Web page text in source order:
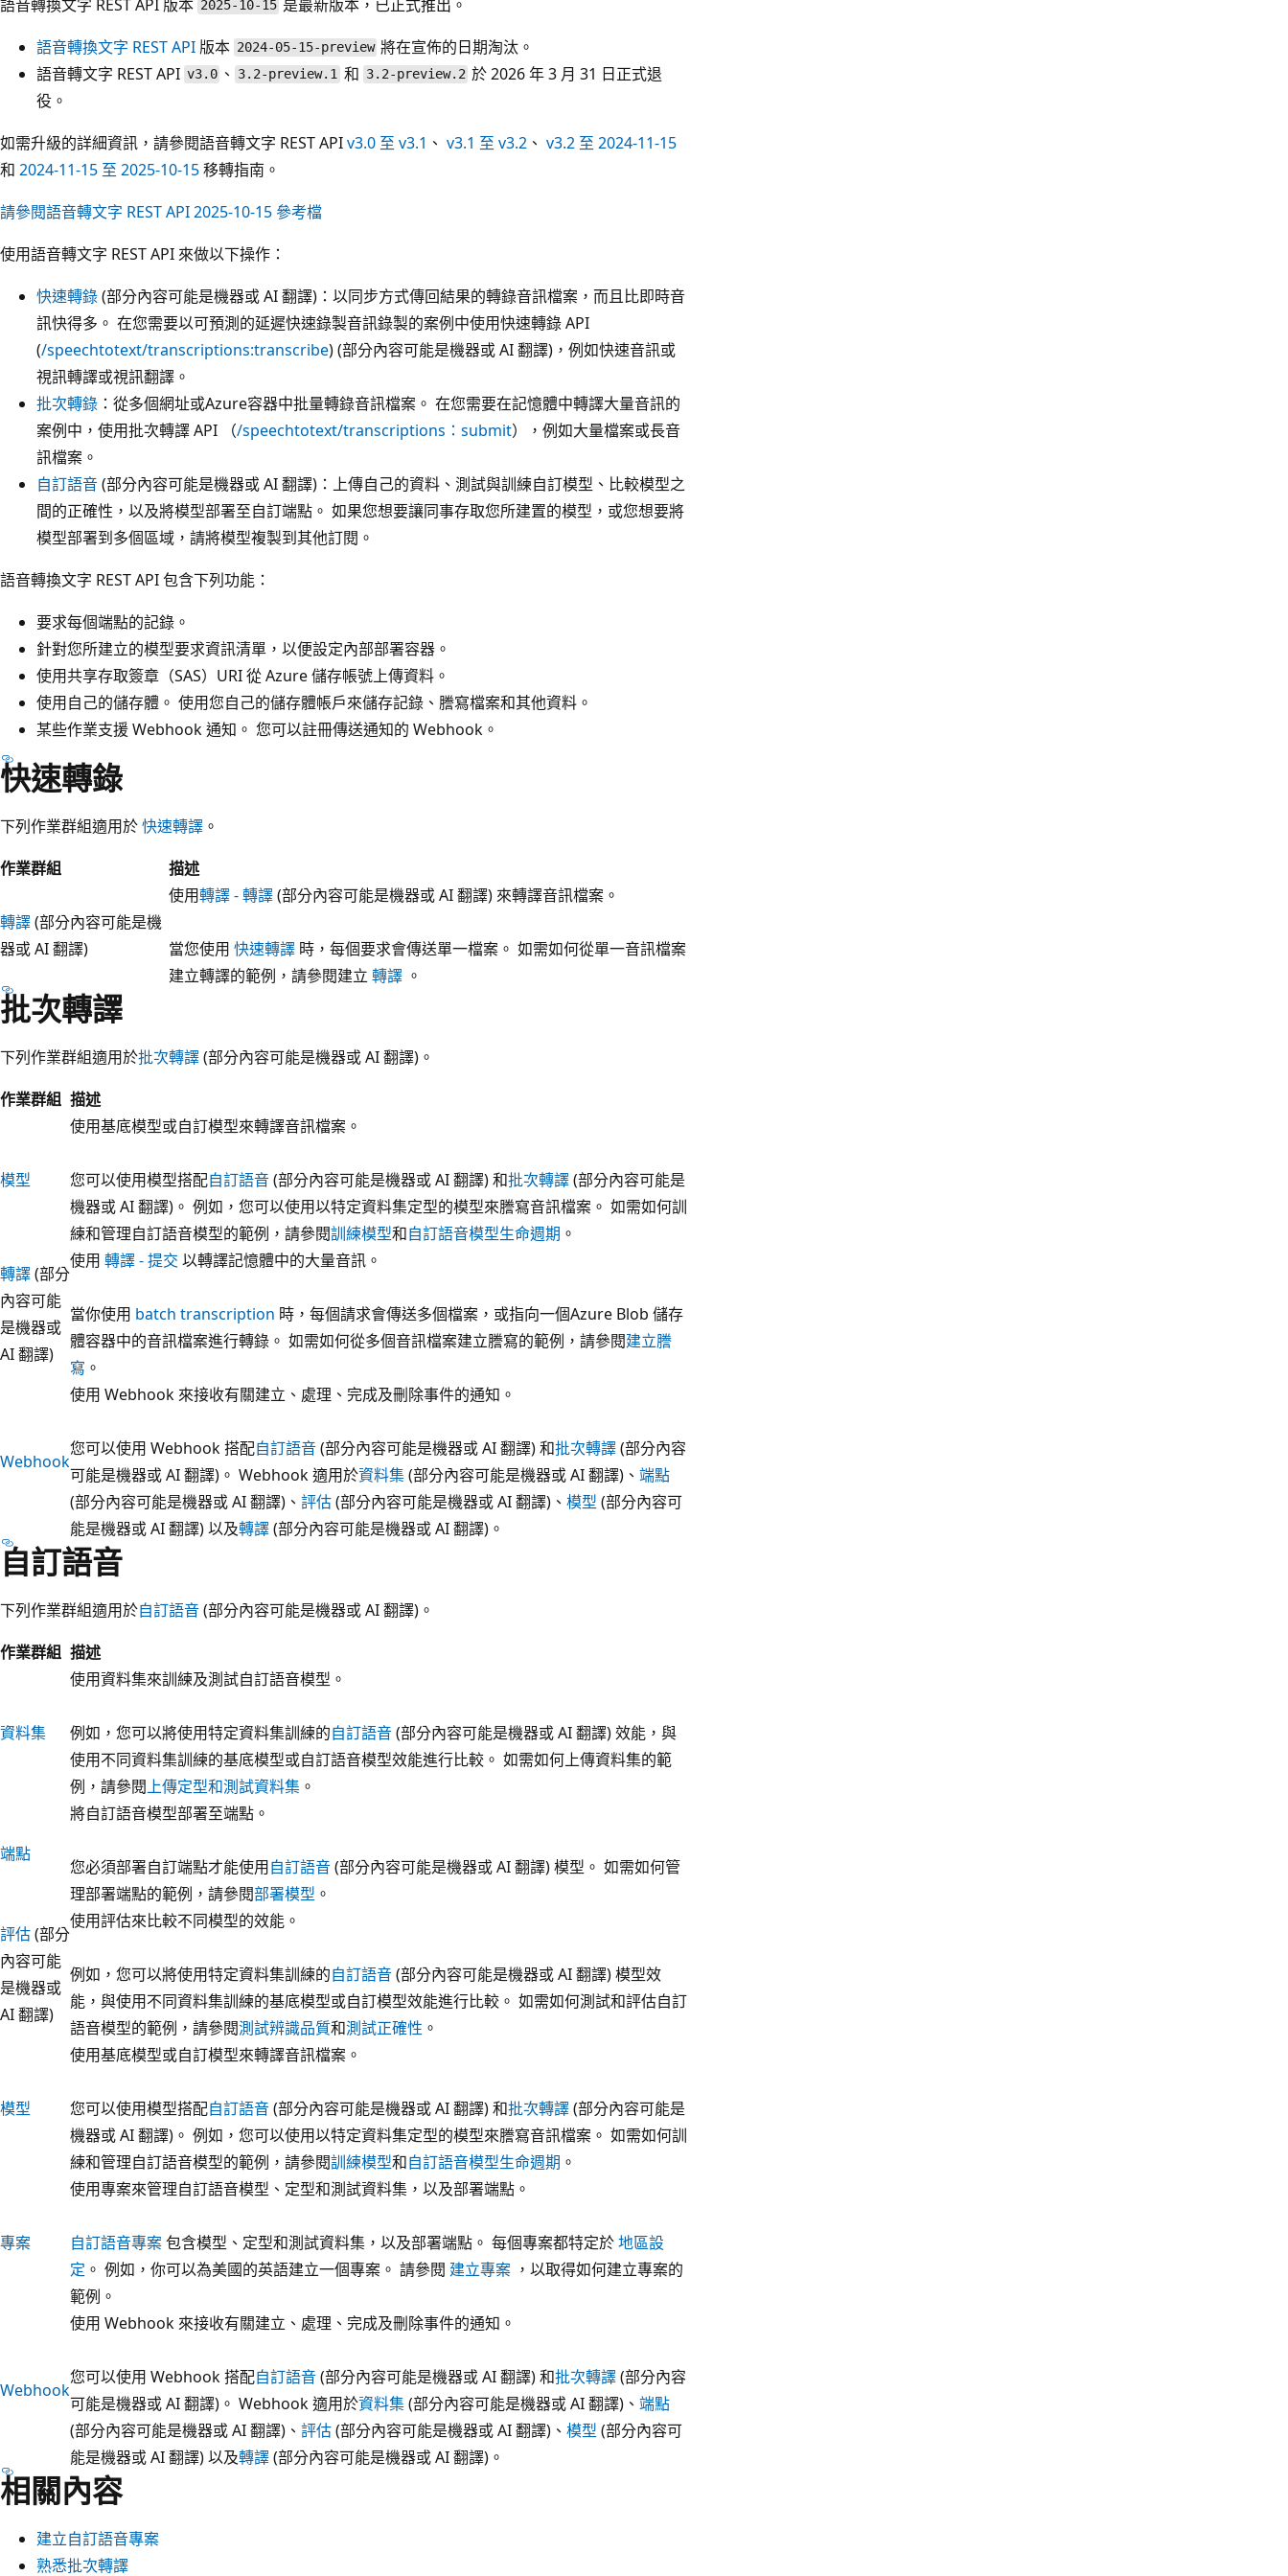
語音轉換文字 REST API 版本 2025-10-15 是最新版本，已正式推出。
語音轉換文字 REST API 版本 2024-05-15-preview 將在宣佈的日期淘汰。
語音轉文字 REST API v3.0 、 3.2-preview.1 和 3.2-preview.2 於 2026 年 3 月 31 日正式退
役。
如需升級的詳細資訊，請參閱語音轉文字 REST APIv3.0 至 v3.1 、 v3.1 至 v3.2 、 v3.2 至 2024-11-15
和 2024-11-15 至 2025-10-15移轉指南。
請參閱語音轉文字 REST API 2025-10-15 參考檔
使用語音轉文字 REST API 來做以下操作：
快速轉錄(部分內容可能是機器或 AI 翻譯)：以同步方式傳回結果的轉錄音訊檔案，而且比即時音
訊快得多。 在您需要以可預測的延遲快速錄製音訊錄製的案例中使用快速轉錄 API
(/speechtotext/transcriptions:transcribe) (部分內容可能是機器或 AI 翻譯)，例如快速音訊或
視訊轉譯或視訊翻譯。
批次轉錄 ：從多個網址或Azure容器中批量轉錄音訊檔案。 在您需要在記憶體中轉譯大量音訊的
案例中，使用批次轉譯 API （/speechtotext/transcriptions：submit），例如大量檔案或長音
訊檔案。
自訂語音(部分內容可能是機器或 AI 翻譯)：上傳自己的資料、測試與訓練自訂模型、比較模型之
間的正確性，以及將模型部署至自訂端點。 如果您想要讓同事存取您所建置的模型，或您想要將
模型部署到多個區域，請將模型複製到其他訂閱。
語音轉換文字 REST API 包含下列功能：
要求每個端點的記錄。
針對您所建立的模型要求資訊清單，以便設定內部部署容器。
使用共享存取簽章（SAS）URI 從 Azure 儲存帳號上傳資料。
使用自己的儲存體。 使用您自己的儲存體帳戶來儲存記錄、謄寫檔案和其他資料。
某些作業支援 Webhook 通知。 您可以註冊傳送通知的 Webhook。
快速轉錄
下列作業群組適用於快速轉譯 。
作業群組
描述
轉譯(部分內容可能是機
器或 AI 翻譯)
使用轉譯 - 轉譯(部分內容可能是機器或 AI 翻譯) 來轉譯音訊檔案。
當您使用 快速轉譯 時，每個要求會傳送單一檔案。 如需如何從單一音訊檔案
建立轉譯的範例，請參閱建立 轉譯 。
批次轉譯
下列作業群組適用於批次轉譯(部分內容可能是機器或 AI 翻譯)。
作業群組 描述
模型
使用基底模型或自訂模型來轉譯音訊檔案。
您可以使用模型搭配自訂語音(部分內容可能是機器或 AI 翻譯) 和批次轉譯(部分內容可能是
機器或 AI 翻譯)。 例如，您可以使用以特定資料集定型的模型來謄寫音訊檔案。 如需如何訓
練和管理自訂語音模型的範例，請參閱訓練模型和自訂語音模型生命週期 。
轉譯(部分
內容可能
是機器或
AI 翻譯)
使用 轉譯 - 提交 以轉譯記憶體中的大量音訊。
當你使用 batch transcription 時，每個請求會傳送多個檔案，或指向一個Azure Blob 儲存
體容器中的音訊檔案進行轉錄。 如需如何從多個音訊檔案建立謄寫的範例，請參閱建立謄
寫 。
Webhook
使用 Webhook 來接收有關建立、處理、完成及刪除事件的通知。
您可以使用 Webhook 搭配自訂語音(部分內容可能是機器或 AI 翻譯) 和批次轉譯(部分內容
可能是機器或 AI 翻譯)。 Webhook 適用於資料集(部分內容可能是機器或 AI 翻譯)、 端點
(部分內容可能是機器或 AI 翻譯)、 評估(部分內容可能是機器或 AI 翻譯)、 模型 (部分內容可
能是機器或 AI 翻譯) 以及轉譯(部分內容可能是機器或 AI 翻譯)。
自訂語音
下列作業群組適用於自訂語音(部分內容可能是機器或 AI 翻譯)。
作業群組 描述
資料集
使用資料集來訓練及測試自訂語音模型。
例如，您可以將使用特定資料集訓練的自訂語音(部分內容可能是機器或 AI 翻譯) 效能，與
使用不同資料集訓練的基底模型或自訂語音模型效能進行比較。 如需如何上傳資料集的範
例，請參閱上傳定型和測試資料集 。
端點
將自訂語音模型部署至端點。
您必須部署自訂端點才能使用自訂語音(部分內容可能是機器或 AI 翻譯) 模型。 如需如何管
理部署端點的範例，請參閱部署模型 。
評估(部分
內容可能
是機器或
AI 翻譯)
使用評估來比較不同模型的效能。
例如，您可以將使用特定資料集訓練的自訂語音(部分內容可能是機器或 AI 翻譯) 模型效
能，與使用不同資料集訓練的基底模型或自訂模型效能進行比較。 如需如何測試和評估自訂
語音模型的範例，請參閱測試辨識品質和測試正確性 。
模型
使用基底模型或自訂模型來轉譯音訊檔案。
您可以使用模型搭配自訂語音(部分內容可能是機器或 AI 翻譯) 和批次轉譯(部分內容可能是
機器或 AI 翻譯)。 例如，您可以使用以特定資料集定型的模型來謄寫音訊檔案。 如需如何訓
練和管理自訂語音模型的範例，請參閱訓練模型和自訂語音模型生命週期 。
專案
使用專案來管理自訂語音模型、定型和測試資料集，以及部署端點。
自訂語音專案包含模型、定型和測試資料集，以及部署端點。 每個專案都特定於地區設
定 。 例如，你可以為美國的英語建立一個專案。 請參閱 建立專案 ，以取得如何建立專案的
範例。
Webhook
使用 Webhook 來接收有關建立、處理、完成及刪除事件的通知。
您可以使用 Webhook 搭配自訂語音(部分內容可能是機器或 AI 翻譯) 和批次轉譯(部分內容
可能是機器或 AI 翻譯)。 Webhook 適用於資料集(部分內容可能是機器或 AI 翻譯)、 端點
(部分內容可能是機器或 AI 翻譯)、 評估(部分內容可能是機器或 AI 翻譯)、 模型 (部分內容可
能是機器或 AI 翻譯) 以及轉譯(部分內容可能是機器或 AI 翻譯)。
相關內容
建立自訂語音專案
熟悉批次轉譯